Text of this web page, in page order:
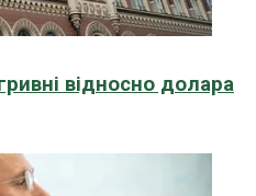
відносно долара